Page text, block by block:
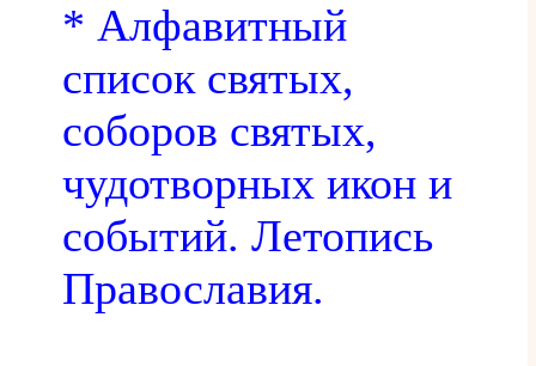
* Алфавитный
список святых,
соборов святых,
чудотворных икон и
событий. Летопись
Православия.